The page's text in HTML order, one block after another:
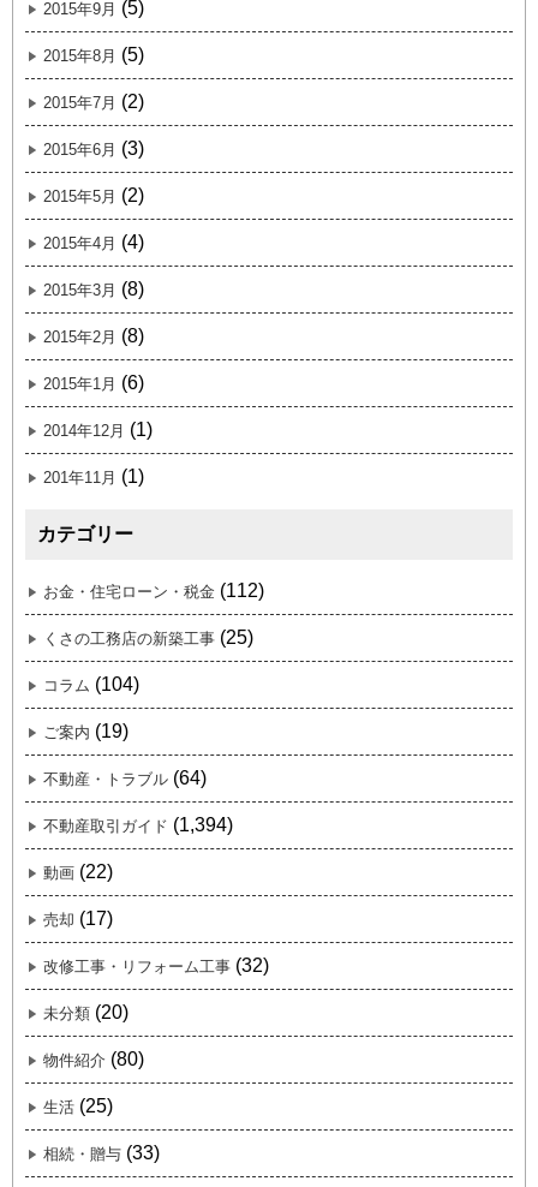
2015年9月 (5)
2015年8月 (5)
2015年7月 (2)
2015年6月 (3)
2015年5月 (2)
2015年4月 (4)
2015年3月 (8)
2015年2月 (8)
2015年1月 (6)
2014年12月 (1)
201年11月 (1)
カテゴリー
お金・住宅ローン・税金 (112)
くさの工務店の新築工事 (25)
コラム (104)
ご案内 (19)
不動産・トラブル (64)
不動産取引ガイド (1,394)
動画 (22)
売却 (17)
改修工事・リフォーム工事 (32)
未分類 (20)
物件紹介 (80)
生活 (25)
相続・贈与 (33)